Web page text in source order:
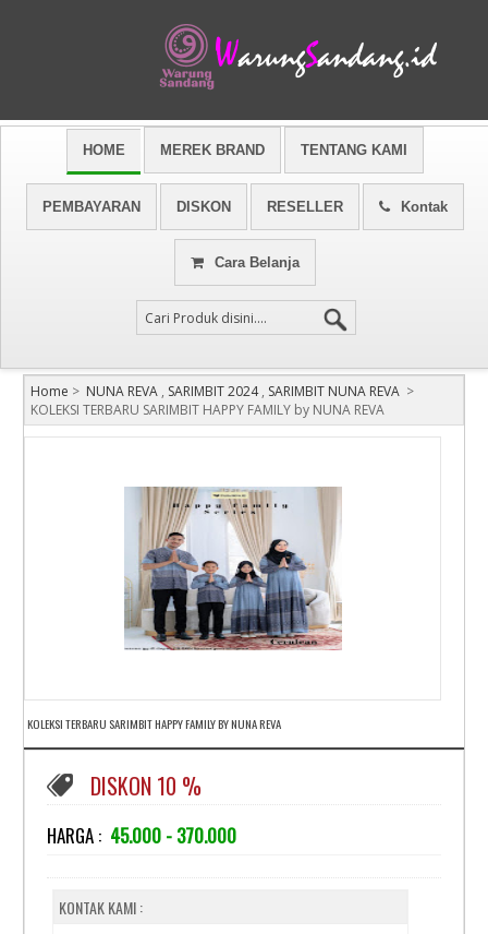
HOME MEREK BRAND TENTANG KAMI
PEMBAYARAN DISKON RESELLER Kontak
Cara Belanja
Home > NUNA REVA , SARIMBIT 2024, SARIMBIT NUNA REVA >
KOLEKSI TERBARU SARIMBIT HAPPY FAMILY by NUNA REVA
KOLEKSI TERBARU SARIMBIT HAPPY FAMILY BY NUNA REVA
DISKON 10 %
HARGA : 45.000 - 370.000
KONTAK KAMI :